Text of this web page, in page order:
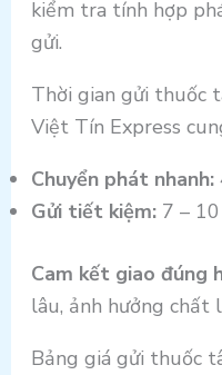
kiểm tra tính hợp
gửi.
Thời gian gửi thuốc
Việt Tín Express
Chuyển phát nhanh:
Gửi tiết kiệm:7 – 10
Cam kết giao đúng
lâu, ảnh hưởng chất
Bảng giá gửi thuốc